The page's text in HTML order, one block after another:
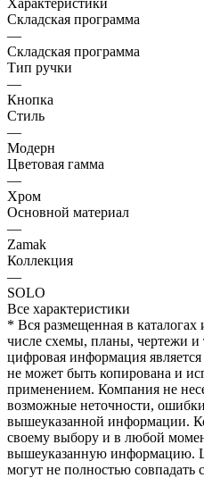
Складская программа
—
Складская программа
Тип ручки
—
Кнопка
Стиль
—
Модерн
Цветовая гамма
—
Хром
Основной материал
—
Zamak
Коллекция
—
SOLO
Все характеристики
* Вся размещенная в каталогах
числе схемы, планы, чертежи и
цифровая информация
не может быть копирована и
применением. Компания не
возможные неточности,
вышеуказанной информации.
своему выбору и в любой
вышеуказанную информацию.
могут не полностью совпадать